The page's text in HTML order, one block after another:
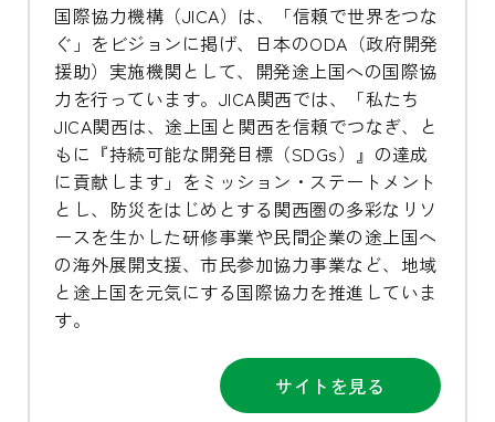
国際協力機構（JICA）は、「信頼で世界をつな
ぐ」をビジョンに掲げ、日本のODA（政府開発
援助）実施機関として、開発途上国への国際協
力を行っています。JICA関西では、「私たち
JICA関西は、途上国と関西を信頼でつなぎ、と
もに『持続可能な開発目標（SDGs）』の達成
に貢献します」をミッション・ステートメント
とし、防災をはじめとする関西圏の多彩なリソ
ースを生かした研修事業や民間企業の途上国へ
の海外展開支援、市民参加協力事業など、地域
と途上国を元気にする国際協力を推進していま
す。
サイトを見る